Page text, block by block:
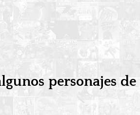
personajes de